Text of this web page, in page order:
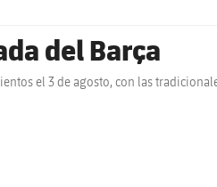
del Barça
el 3 de agosto, con las